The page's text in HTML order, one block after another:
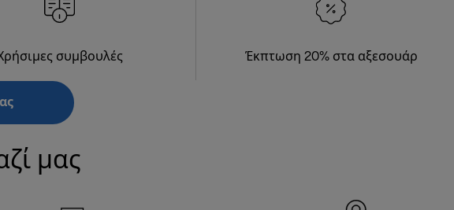
συμβουλές Έκπτωση 20% στα αξεσουάρ
μας